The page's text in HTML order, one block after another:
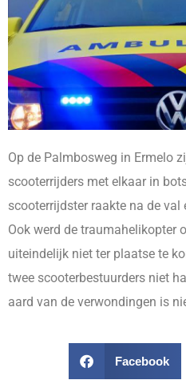
Op de Palmbosweg in Ermelo
scooterrijders met elkaar in
scooterrijdster raakte na de
Ook werd de traumahelikopter
uiteindelijk niet ter plaatse te
twee scooterbestuurders niet
aard van de verwondingen is
Facebook